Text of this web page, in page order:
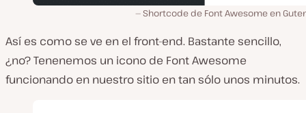
Shortcode de Font Awesome en
Así es como se ve en el front-end. Bastante sencillo,
¿no? Tenenemos un icono de Font Awesome
funcionando en nuestro sitio en tan sólo unos minutos.